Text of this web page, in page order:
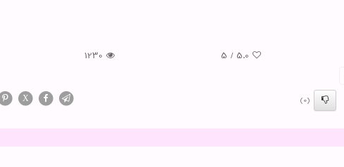
5.0
/
5
1230
(0)
X